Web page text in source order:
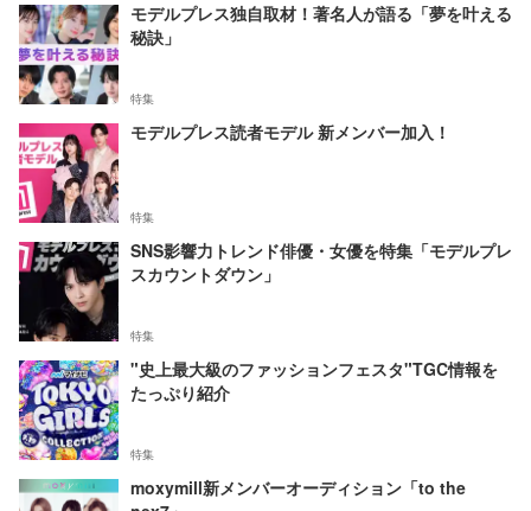
モデルプレス独自取材！著名人が語る「夢を叶える
秘訣」
特集
モデルプレス読者モデル 新メンバー加入！
特集
SNS影響力トレンド俳優・女優を特集「モデルプレ
スカウントダウン」
特集
"史上最大級のファッションフェスタ"TGC情報を
たっぷり紹介
特集
moxymill新メンバーオーディション「to the